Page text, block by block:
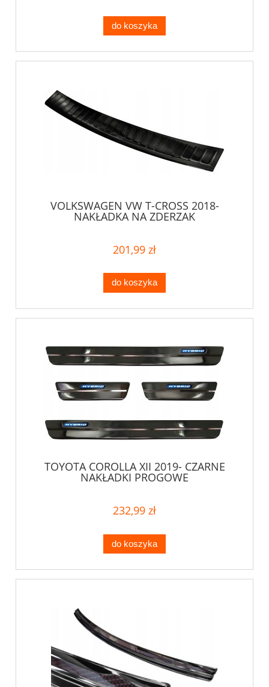
do koszyka
VOLKSWAGEN VW T-CROSS 2018-
NAKŁADKA NA ZDERZAK
201,99 zł
do koszyka
TOYOTA COROLLA XII 2019- CZARNE
NAKŁADKI PROGOWE
232,99 zł
do koszyka